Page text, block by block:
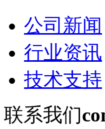
公司新闻
行业资讯
技术支持
联系我们